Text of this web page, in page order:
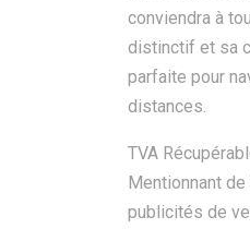
conviendra à
distinctif et sa
parfaite pour
distances.
TVA
Mentionnant
publicités de